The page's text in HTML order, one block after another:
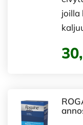
joilla